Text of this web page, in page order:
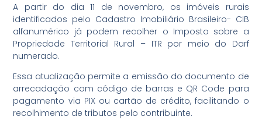
A partir do dia 11 de novembro, os imóveis rurais
identificados pelo Cadastro Imobiliário Brasileiro- CIB
alfanumérico já podem recolher o Imposto sobre a
Propriedade Territorial Rural – ITR por meio do Darf
numerado.
Essa atualização permite a emissão do documento de
arrecadação com código de barras e QR Code para
pagamento via PIX ou cartão de crédito, facilitando o
recolhimento de tributos pelo contribuinte.